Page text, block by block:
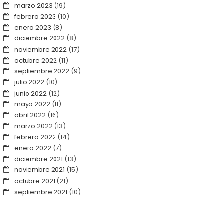
marzo 2023 (19)
febrero 2023 (10)
enero 2023 (8)
diciembre 2022(8)
noviembre 2022(17)
octubre 2022(11)
septiembre 2022(9)
julio 2022(10)
junio 2022(12)
mayo 2022(11)
abril 2022(16)
marzo 2022(13)
febrero 2022(14)
enero 2022(7)
diciembre 2021 (13)
noviembre 2021 (15)
octubre 2021 (21)
septiembre 2021 (10)